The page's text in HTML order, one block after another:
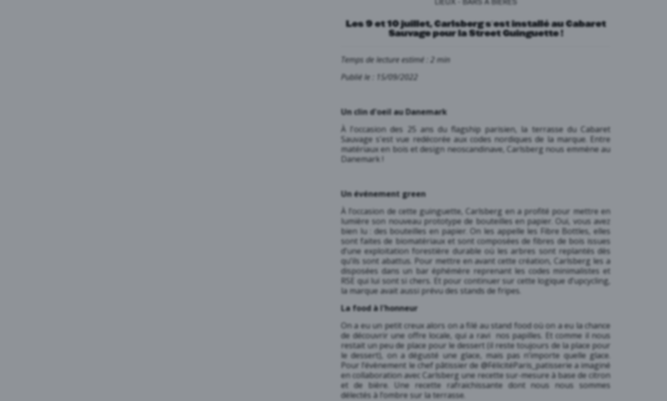
Les 9 et 10 juillet, Carlsberg s’est installé au Cabaret
Sauvage pour la Street Guinguette !
Temps de lecture estimé : 2 min
Publié le : 15/09/2022
Un clin d'oeil au Danemark
À l'occasion des 25 ans du flagship parisien, la terrasse du Cabaret
Sauvage s'est vue redécorée aux codes nordiques de la marque. Entre
matériaux en bois et design neoscandinave, Carlsberg nous emmène au
Danemark !
Un événement green
À l’occasion de cette guinguette, Carlsberg en a profité pour mettre en
lumière son nouveau prototype de bouteilles en papier. Oui, vous avez
bien lu : des bouteilles en papier. On les appelle les Fibre Bottles, elles
sont faites de biomatériaux et sont composées de fibres de bois issues
d’une exploitation forestière durable où les arbres sont replantés dès
qu’ils sont abattus. Pour mettre en avant cette création, Carlsberg les a
disposées dans un bar éphémère reprenant les codes minimalistes et
RSE qui lui sont si chers. Et pour continuer sur cette logique d’upcycling,
la marque avait aussi prévu des stands de fripes.
La food à l'honneur
On a eu un petit creux alors on a filé au stand food où on a eu la chance
de découvrir une offre locale, qui a ravi nos papilles. Et comme il nous
restait un peu de place pour le dessert (il reste toujours de la place pour
le dessert), on a dégusté une glace, mais pas n’importe quelle glace.
Pour l’évènement le chef pâtissier de @FélicitéParis_patisseriea imaginé
en collaboration avec Carlsberg une recette sur-mesure à base de citron
et de bière. Une recette rafraichissante dont nous nous sommes
délectés à l’ombre sur la terrasse.